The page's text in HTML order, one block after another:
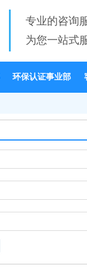
专业的咨询
为您一站式
环保认证事业部